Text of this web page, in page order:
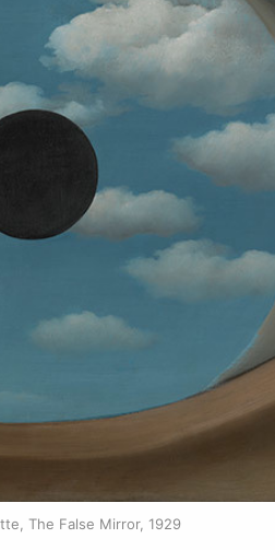
The False Mirror, 1929